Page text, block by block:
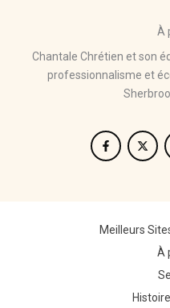
À
Chantale Chrétien et son
professionnalisme et
Meilleurs
À